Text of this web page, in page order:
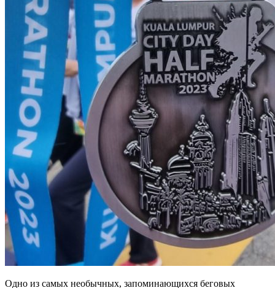
Одно из самых необычных, запоминающихся беговых